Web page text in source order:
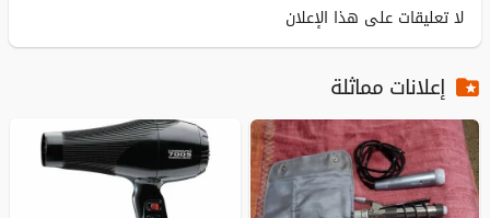
لا تعليقات على هذا الإعلان
إعلانات مماثلة